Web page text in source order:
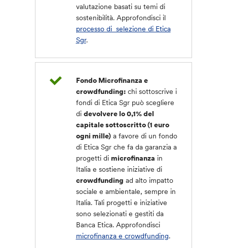
valutazione basati su temi di
sostenibilità. Approfondisci il
processo di selezione di Etica
Sgr.
Fondo Microfinanza e
crowdfunding:chi sottoscrive i
fondi di Etica Sgr può scegliere
di devolvere lo 0,1% del
capitale sottoscritto (1 euro
ogni mille)a favore di un fondo
di Etica Sgr che fa da garanzia a
progetti di microfinanza in
Italia e sostiene iniziative di
crowdfunding ad alto impatto
sociale e ambientale, sempre in
Italia. Tali progetti e iniziative
sono selezionati e gestiti da
Banca Etica. Approfondisci
microfinanza e crowdfunding.